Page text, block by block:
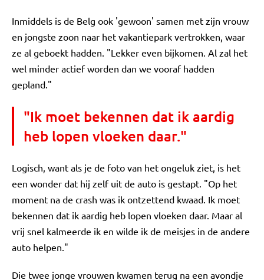
Inmiddels is de Belg ook 'gewoon' samen met zijn vrouw
en jongste zoon naar het vakantiepark vertrokken, waar
ze al geboekt hadden. "Lekker even bijkomen. Al zal het
wel minder actief worden dan we vooraf hadden
gepland."
"Ik moet bekennen dat ik aardig
heb lopen vloeken daar."
Logisch, want als je de foto van het ongeluk ziet, is het
een wonder dat hij zelf uit de auto is gestapt. "Op het
moment na de crash was ik ontzettend kwaad. Ik moet
bekennen dat ik aardig heb lopen vloeken daar. Maar al
vrij snel kalmeerde ik en wilde ik de meisjes in de andere
auto helpen."
Die twee jonge vrouwen kwamen terug na een avondje